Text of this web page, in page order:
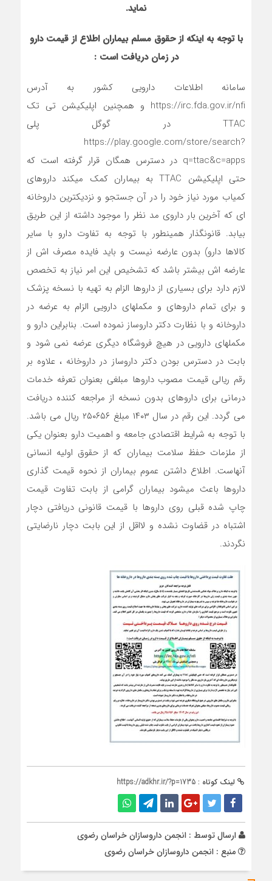
نماید.
با توجه به اینکه از حقوق مسلم بیماران اطلاع از قیمت دارو
در زمان دریافت است :
سامانه اطلاعات دارویی کشور به آدرس
https://irc.fda.gov.ir/nfi و همچنین اپلیکیشن تی تک
TTAC در گوگل پلی
https://play.google.com/store/search?
q=ttac&c=apps در دسترس همگان قرار گرفته است که
حتی اپلیکیشن TTAC به بیماران کمک میکند داروهای
کمیاب مورد نیاز خود را در آن جستجو و نزدیکترین داروخانه
ای که آخرین بار داروی مد نظر را موجود داشته از این طریق
بیابد. قانونگذار همینطور با توجه به تفاوت دارو با سایر
کالاها دارو) بدون عارضه نیست و باید فایده مصرف اش از
عارضه اش بیشتر باشد که تشخیص این امر نیاز به تخصص
لازم دارد برای بسیاری از داروها الزام به تهیه با نسخه پزشک
و برای تمام داروهای و مکملهای دارویی الزام به عرضه در
داروخانه و با نظارت دکتر داروساز نموده است. بنابراین دارو و
مکملهای دارویی در هیچ فروشگاه دیگری عرضه نمی شود و
بابت در دسترس بودن دکتر داروساز در داروخانه ، علاوه بر
رقم ریالی قیمت مصوب داروها مبلغی بعنوان تعرفه خدمات
درمانی برای داروهای بدون نسخه از مراجعه کننده دریافت
می گردد. این رقم در سال ۱۴۰۳ مبلغ ۲۵۰۶۵۶ ریال می باشد.
با توجه به شرایط اقتصادی جامعه و اهمیت دارو بعنوان یکی
از ملزمات حفظ سلامت بیماران که از حقوق اولیه انسانی
آنهاست. اطلاع داشتن عموم بیماران از نحوه قیمت گذاری
داروها باعث میشود بیماران گرامی از بابت تفاوت قیمت
چاپ شده قبلی روی داروها با قیمت قانونی دریافتی دچار
اشتباه در قضاوت نشده و لااقل از این بابت دچار نارضایتی
نگردند.
لینک کوتاه : https://adkhr.ir/?p=1735
ارسال توسط : انجمن داروسازان خراسان رضوی
منبع : انجمن داروسازان خراسان رضوی